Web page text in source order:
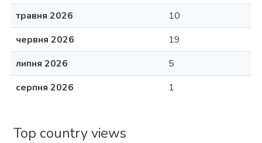
травня 2026
10
червня 2026
19
липня 2026
5
серпня 2026
1
Top country views